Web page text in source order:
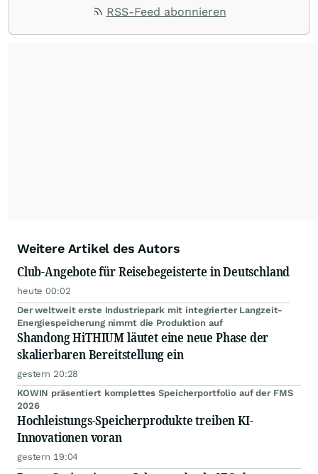
RSS-Feed abonnieren
Weitere Artikel des Autors
Club-Angebote für Reisebegeisterte in Deutschland
heute 00:02
Der weltweit erste Industriepark mit integrierter Langzeit-
Energiespeicherung nimmt die Produktion auf
Shandong HiTHIUM läutet eine neue Phase der
skalierbaren Bereitstellung ein
gestern 20:28
KOWIN präsentiert komplettes Speicherportfolio auf der FMS
2026
Hochleistungs-Speicherprodukte treiben KI-
Innovationen voran
gestern 19:04